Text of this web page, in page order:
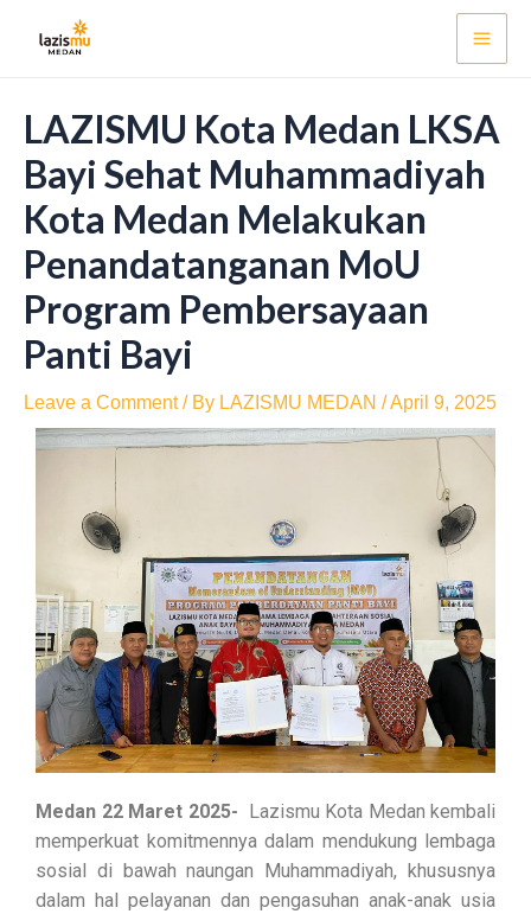
LAZISMU Kota Medan LKSA
Bayi Sehat Muhammadiyah
Kota Medan Melakukan
Penandatanganan MoU
Program Pembersayaan
Panti Bayi
Leave a Comment / By LAZISMU MEDAN /April 9, 2025
Medan 22 Maret 2025-
Lazismu Kota Medan kembali
memperkuat komitmennya dalam mendukung lembaga
sosial di bawah naungan Muhammadiyah, khususnya
dalam hal pelayanan dan pengasuhan anak-anak usia
navigation